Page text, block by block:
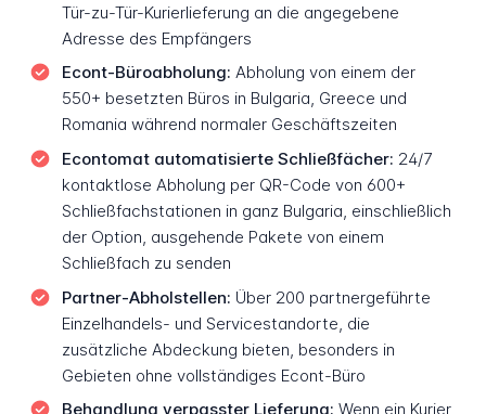
Tür-zu-Tür-Kurierlieferung an die angegebene
Adresse des Empfängers
Econt-Büroabholung: Abholung von einem der
550+ besetzten Büros in Bulgaria, Greece und
Romania während normaler Geschäftszeiten
Econtomat automatisierte Schließfächer: 24/7
kontaktlose Abholung per QR-Code von 600+
Schließfachstationen in ganz Bulgaria, einschließlich
der Option, ausgehende Pakete von einem
Schließfach zu senden
Partner-Abholstellen: Über 200 partnergeführte
Einzelhandels- und Servicestandorte, die
zusätzliche Abdeckung bieten, besonders in
Gebieten ohne vollständiges Econt-Büro
Behandlung verpasster Lieferung: Wenn ein Kurier